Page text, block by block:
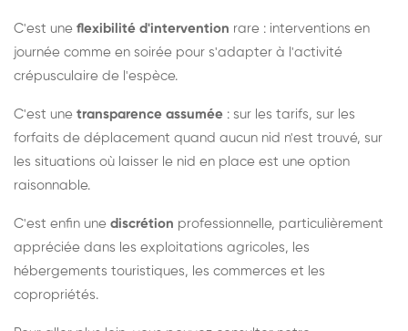
C'est une flexibilité d'intervention rare : interventions en
journée comme en soirée pour s'adapter à l'activité
crépusculaire de l'espèce.
C'est une transparence assumée : sur les tarifs, sur les
forfaits de déplacement quand aucun nid n'est trouvé, sur
les situations où laisser le nid en place est une option
raisonnable.
C'est enfin une discrétion professionnelle, particulièrement
appréciée dans les exploitations agricoles, les
hébergements touristiques, les commerces et les
copropriétés.